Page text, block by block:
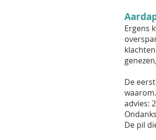
Ergens
De
advies:
De pil